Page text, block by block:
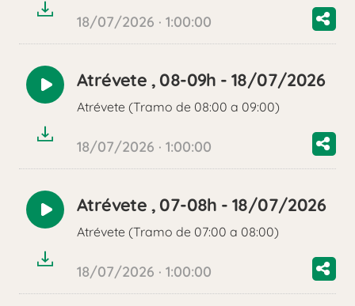
18/07/2026 · 1:00:00
Reproducir
audio
Atrévete , 08-09h - 18/07/2026
Atrévete (Tramo de 08:00 a 09:00)
18/07/2026 · 1:00:00
Reproducir
audio
Atrévete , 07-08h - 18/07/2026
Atrévete (Tramo de 07:00 a 08:00)
18/07/2026 · 1:00:00